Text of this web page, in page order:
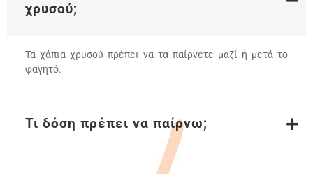
χρυσού;
Τα χάπια χρυσού πρέπει να τα παίρνετε µαζί ή µετά το
φαγητό.
Τι δόση πρέπει να παίρνω;